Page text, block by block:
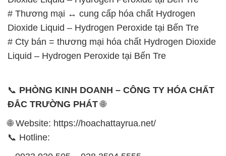
📞PHÒNG KINH DOANH – CÔNG TY HÓA CHẤT
ĐẮC TRƯỜNG PHÁT🌐
🌐 Website: https://hoachattayrua.net/
– 0933.920.505 – 028.3504.5555
028.3756.1841- 028.3756.1842